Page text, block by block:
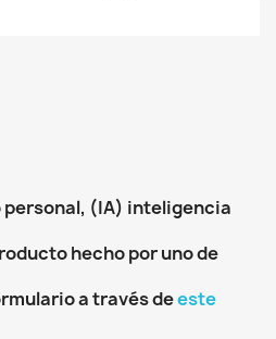
personal, (IA) inteligencia
hecho por uno de
a través deeste